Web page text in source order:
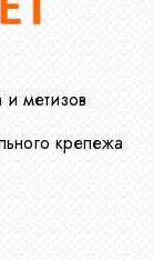
метизов
крепежа